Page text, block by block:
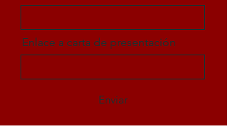
Enlace a carta de presentación
Enviar